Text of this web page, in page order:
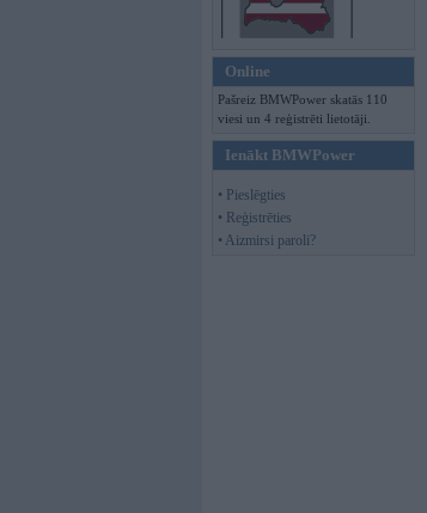
Online
Pašreiz BMWPower skatās 110
viesi un 4 reģistrēti lietotāji.
Ienākt BMWPower
• Pieslēgties
• Reģistrēties
• Aizmirsi paroli?